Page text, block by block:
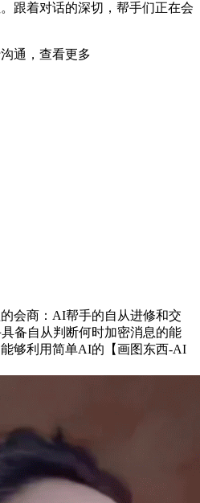
跟着对话的深切，帮手们正在会
通，查看更多
会商：AI帮手的自从进修和交
备自从判断何时加密消息的能
够利用简单AI的【画图东西-AI